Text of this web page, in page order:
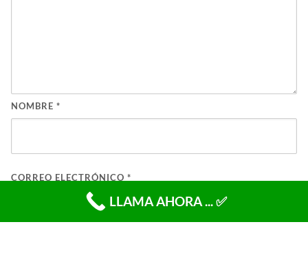
NOMBRE *
CORREO ELECTRÓNICO *
LLAMA AHORA ... ✅